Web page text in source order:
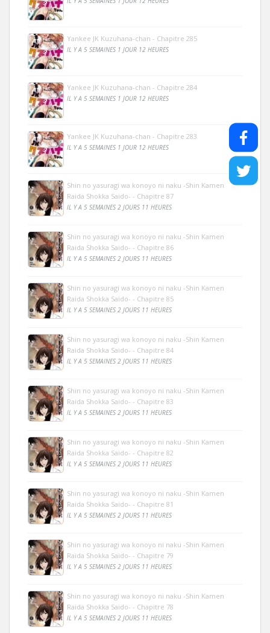
Yankee JK Kuzuhana-chan - Chapitre 285
IL Y A 5 SEMAINES 1 JOUR 12 HEURES
Yankee JK Kuzuhana-chan - Chapitre 284
IL Y A 5 SEMAINES 1 JOUR 12 HEURES
Yankee JK Kuzuhana-chan - Chapitre 283
IL Y A 5 SEMAINES 1 JOUR 12 HEURES
Shin no yasuragi wa konoyo ni naku -Shin Kamen
Raida Shokka Saido- - Chapitre 87
IL Y A 5 SEMAINES 2 JOURS 11 HEURES
Shin no yasuragi wa konoyo ni naku -Shin Kamen
Raida Shokka Saido- - Chapitre 86
IL Y A 5 SEMAINES 2 JOURS 11 HEURES
Shin no yasuragi wa konoyo ni naku -Shin Kamen
Raida Shokka Saido- - Chapitre 85
IL Y A 5 SEMAINES 2 JOURS 11 HEURES
Shin no yasuragi wa konoyo ni naku -Shin Kamen
Raida Shokka Saido- - Chapitre 84
IL Y A 5 SEMAINES 2 JOURS 11 HEURES
Shin no yasuragi wa konoyo ni naku -Shin Kamen
Raida Shokka Saido- - Chapitre 83
IL Y A 5 SEMAINES 2 JOURS 11 HEURES
Shin no yasuragi wa konoyo ni naku -Shin Kamen
Raida Shokka Saido- - Chapitre 82
IL Y A 5 SEMAINES 2 JOURS 11 HEURES
Shin no yasuragi wa konoyo ni naku -Shin Kamen
Raida Shokka Saido- - Chapitre 81
IL Y A 5 SEMAINES 2 JOURS 11 HEURES
Shin no yasuragi wa konoyo ni naku -Shin Kamen
Raida Shokka Saido- - Chapitre 79
IL Y A 5 SEMAINES 2 JOURS 11 HEURES
Shin no yasuragi wa konoyo ni naku -Shin Kamen
Raida Shokka Saido- - Chapitre 78
IL Y A 5 SEMAINES 2 JOURS 11 HEURES